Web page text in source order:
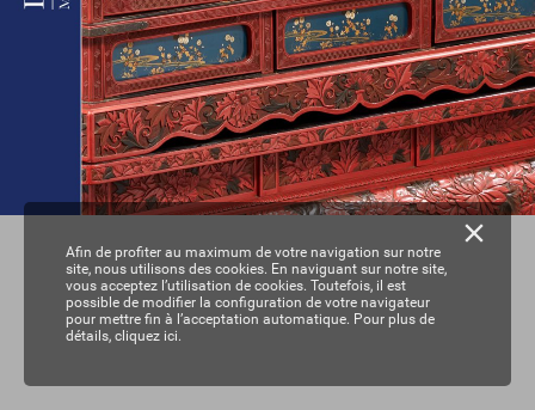
Afin de profiter au maximum de votre navigation sur notre
site, nous utilisons des cookies. En naviguant sur notre site,
vous acceptez l’utilisation de cookies. Toutefois, il est
possible de modifier la configuration de votre navigateur
pour mettre fin à l’acceptation automatique. Pour plus de
détails, cliquez ici.